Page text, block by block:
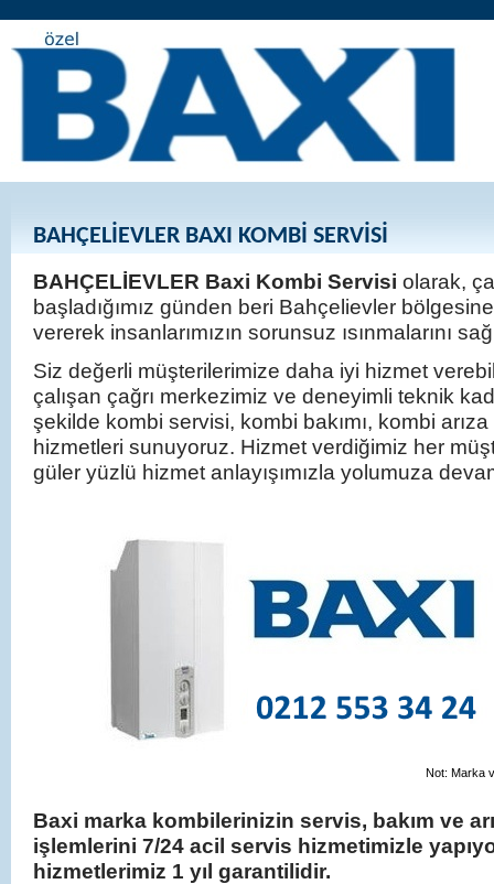
BAHÇELİEVLER BAXI KOMBİ SERVİSİ
BAHÇELİEVLER Baxi Kombi Servisi olarak,
başladığımız günden beri Bahçelievler
vererek insanlarımızın sorunsuz ısınmalarını
Siz değerli müşterilerimize daha iyi hizmet
çalışan çağrı merkezimiz ve deneyimli teknik
şekilde kombi servisi, kombi bakımı, kombi arıza
hizmetleri sunuyoruz. Hizmet verdiğimiz her
güler yüzlü hizmet anlayışımızla yolumuza
Not: Marka
Baxi marka kombilerinizin servis, bakım ve
işlemlerini 7/24 acil servis hizmetimizle
hizmetlerimiz 1 yıl garantilidir.